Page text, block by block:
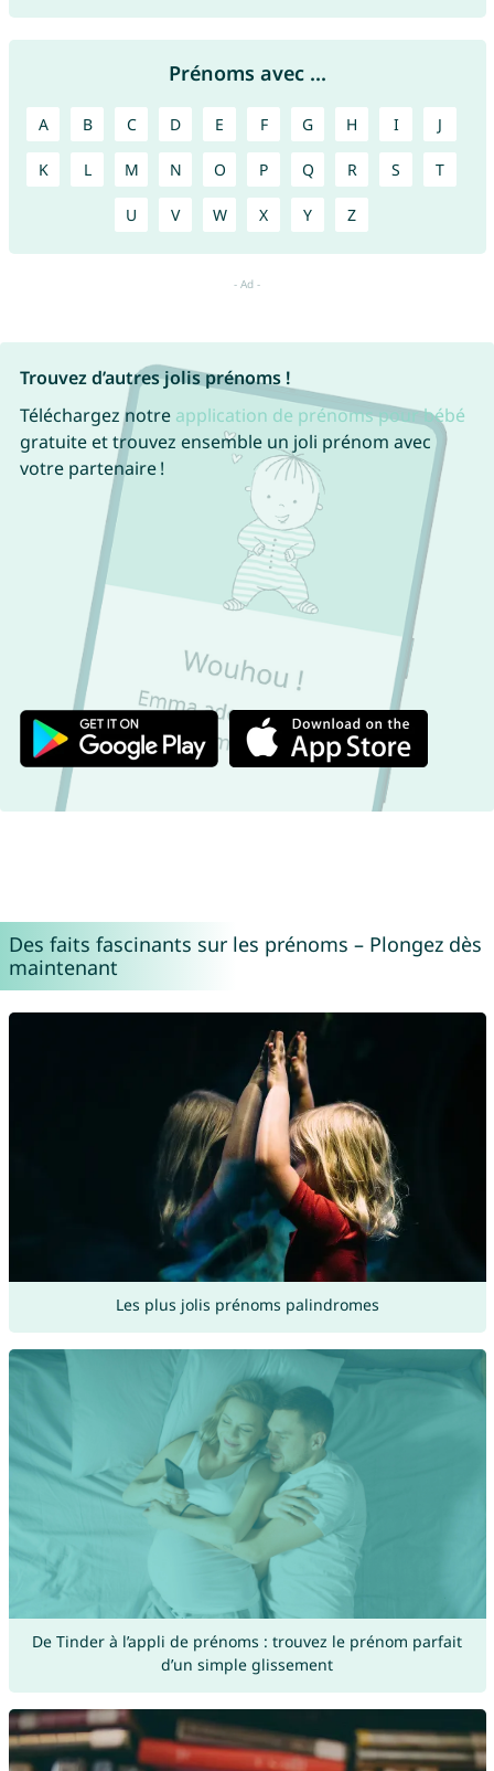
Prénoms avec ...
A B C D E F G H I J
K L M N O P Q R S T
U V W X Y Z
Trouvez d’autres jolis prénoms !
Téléchargez notre application de prénoms pour bébé
gratuite et trouvez ensemble un joli prénom avec
votre partenaire !
Des faits fascinants sur les prénoms – Plongez dès
maintenant
Les plus jolis prénoms palindromes
De Tinder à l’appli de prénoms : trouvez le prénom parfait
d’un simple glissement